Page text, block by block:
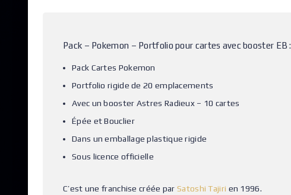
Pack – Pokemon – Portfolio pour cartes avec booster EB :
Pack Cartes Pokemon
Portfolio rigide de 20 emplacements
Avec un booster Astres Radieux – 10 cartes
Épée et Bouclier
Dans un emballage plastique rigide
Sous licence officielle
C’est une franchise créée parSatoshi Tajiri en 1996.